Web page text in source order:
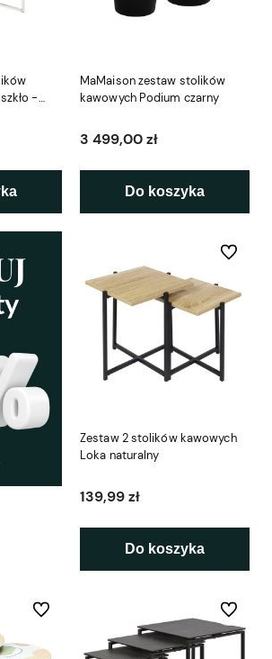
-
MaMaison zestaw stolików
kawowych Podium czarny
3 499,00 zł
Do koszyka
Zestaw 2 stolików kawowych
Loka naturalny
139,99 zł
Do koszyka
Do
Do ulubionych Do